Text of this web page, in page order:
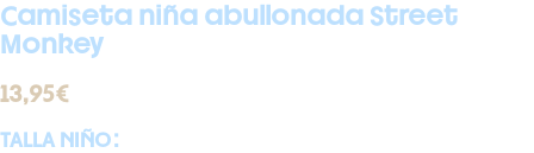
Camiseta niña abullonada Street
Monkey
13,95€
TALLA NIÑO